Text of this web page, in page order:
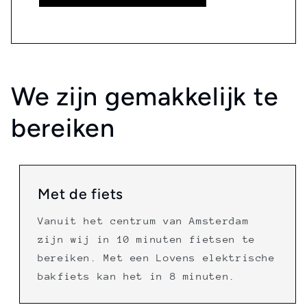
We zijn gemakkelijk te
bereiken
Met de fiets
Vanuit het centrum van Amsterdam
zijn wij in 10 minuten fietsen te
bereiken. Met een Lovens elektrische
bakfiets kan het in 8 minuten.